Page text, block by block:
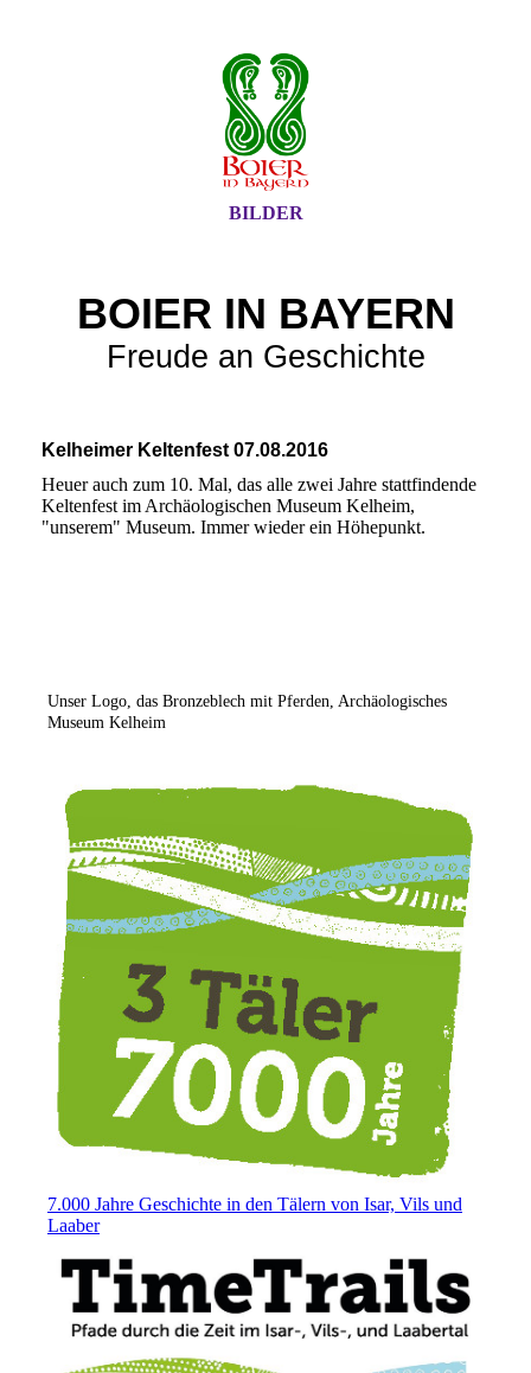
BILDER
BOIER IN BAYERN
Freude an Geschichte
Kelheimer Keltenfest 07.08.2016
Heuer auch zum 10. Mal, das alle zwei Jahre stattfindende
Keltenfest im Archäologischen Museum Kelheim,
"unserem" Museum. Immer wieder ein Höhepunkt.
Unser Logo, das Bronzeblech mit Pferden, Archäologisches
Museum Kelheim
7.000 Jahre Geschichte in den Tälern von Isar, Vils und
Laaber